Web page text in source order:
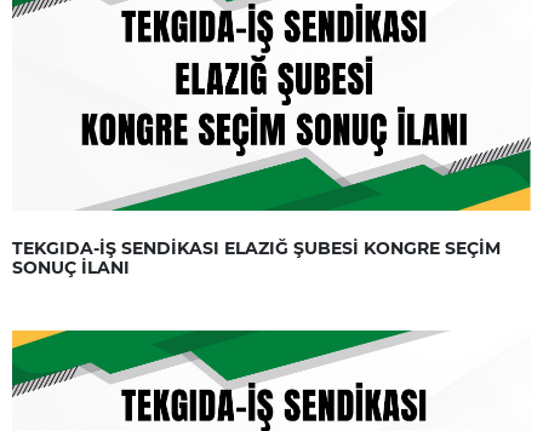
TEKGIDA-İŞ SENDİKASI ELAZIĞ ŞUBESİ KONGRE SEÇİM
SONUÇ İLANI